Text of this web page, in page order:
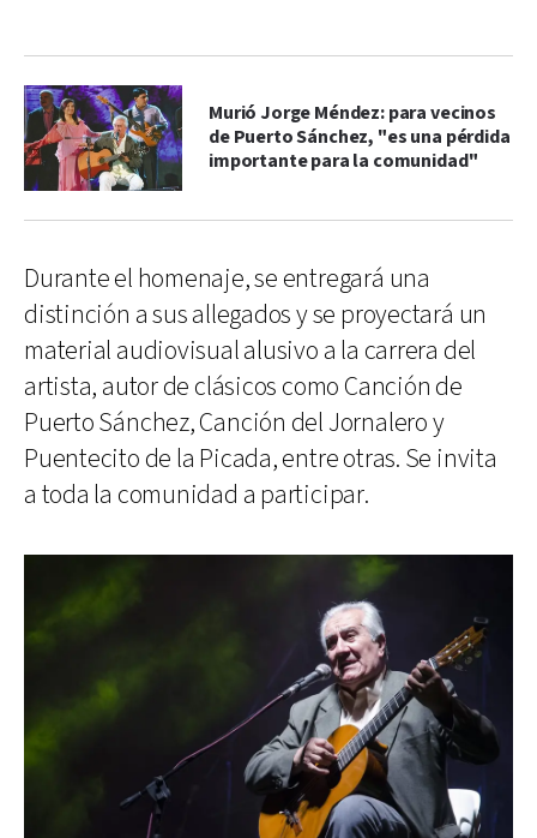
Murió Jorge Méndez: para vecinos
de Puerto Sánchez, "es una pérdida
importante para la comunidad"
Durante el homenaje, se entregará una
distinción a sus allegados y se proyectará un
material audiovisual alusivo a la carrera del
artista, autor de clásicos como Canción de
Puerto Sánchez, Canción del Jornalero y
Puentecito de la Picada, entre otras. Se invita
a toda la comunidad a participar.